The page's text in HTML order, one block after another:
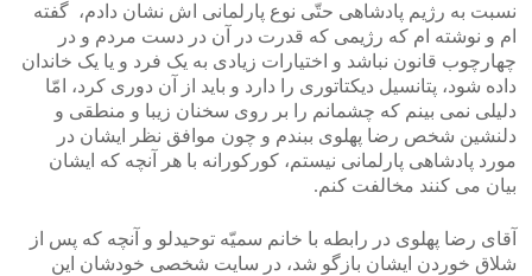
نسبت به رژیم پادشاهی حتّی نوع پارلمانی اش نشان دادم، گفته
ام و نوشته ام که رژیمی که قدرت در آن در دست مردم و در
چهارچوب قانون نباشد و اختیارات زیادی به یک فرد و یا یک خاندان
داده شود، پتانسیل دیکتاتوری را دارد و باید از آن دوری کرد، امّا
دلیلی نمی بینم که چشمانم را بر روی سخنان زیبا و منطقی و
دلنشین شخص رضا پهلوی ببندم و چون موافق نظر ایشان در
مورد پادشاهی پارلمانی نیستم، کورکورانه با هر آنچه که ایشان
بیان می کنند مخالفت کنم.
آقای رضا پهلوی در رابطه با خانم سمیّه توحیدلو و آنچه که پس از
شلاق خوردن ایشان بازگو شد، در سایت شخصی خودشان این